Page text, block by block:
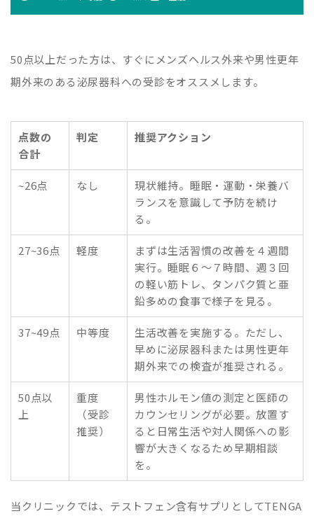
50点以上だった方は、すぐにメンズヘルス外来や男性更年
期外来のある泌尿器科への受診をオススメします。
点数の
合計
判定 推奨アクション
~26点 なし
現状維持。睡眠・運動・栄養バ
ランスを意識して予防を続け
る。
27~36点 軽度
まずは生活習慣の改善を４週間
実行。睡眠６〜７時間、週３回
の軽い筋トレ、タンパク質と亜
鉛多めの食事で様子を見る。
37~49点 中等度
生活改善を実施する。ただし、
早めに泌尿器科または男性更年
期外来での検査が推奨される。
50点以
上
重度
（受診
推奨）
男性ホルモン値の測定と医師の
カウンセリングが必要。放置す
ると日常生活や対人関係への影
響が大きくなるため早期相談
を。
当クリニックでは、テストフェン含有サプリとしてTENGA